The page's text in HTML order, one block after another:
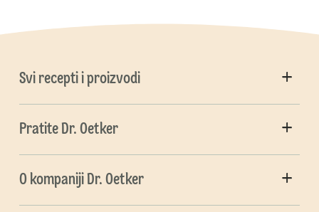
Svi recepti i proizvodi
Pratite Dr. Oetker
O kompaniji Dr. Oetker